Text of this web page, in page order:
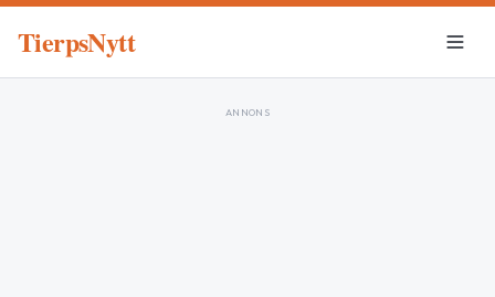
TierpsNytt
ANNONS